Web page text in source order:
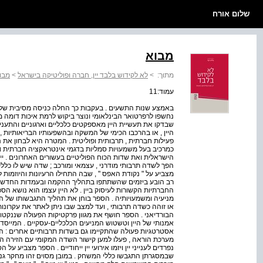
שלום אורח
מבוא
מתוך: > לא לקידוש בלבד יין, חברה ופוליטיקה בישראל >
עמוד:11
באמצע שנות התשעים . בעקבות כך החלה כניסה מסיבית של
נחשפו לרפרטואר הבינלאומי ונוצר ביקוש לרמת איכות דומה
שבדקו את תעשיית היין מאספקטים כלכליים וארגוניים
היין , או בהרכבו הכימי של המשקה ובהשפעותיו
פעילות חברתית , תרבותית ופוליטית . המטרה היא לבחון את
כמרכיב בעל משמעויות סמליות בדגמי אינטראקציה
הישראלית ואת שדות הכוח הפוליטיים בעשורים האחרונים .
הפך לשדה תרבותי מודרני , עצמאי ומורכב ; שדה שיש לו
מצביע על " נקודת האפס " , שבה התחילו הרעיונות
רב הובע ביזמים שהשתתפו בתהליך ההקמה ובעמדות
החברתיות הקשורות לעיסוק ביין . לא היין עצמו הוא נושא
מניעיה ומשמעויותיה . הספר בוחן את תהליך התגבשותו
או זוהה כשדה תרבותי , ועד למצב שבו ניתן לאתר את
הבורדיאני . הספר חושף את מגוון פרקטיקות הפעולה שננקטו
אמנותי של היין וטשטוש המניעים הכלכליים-עסקיים .
אסטרטגיות פעולה שהתקיימו גם בשדות תרבותיים אחרים
מערכת הוראה , פעלו למען קישור השדה המקומי עם הזירה
נפרדים לענייני יין ויזמו אירועי יין ייחודיים . הספר מצביע
שבמסגרתן התגבשו כללי המשחק . במובן מסוים זהו מחקר